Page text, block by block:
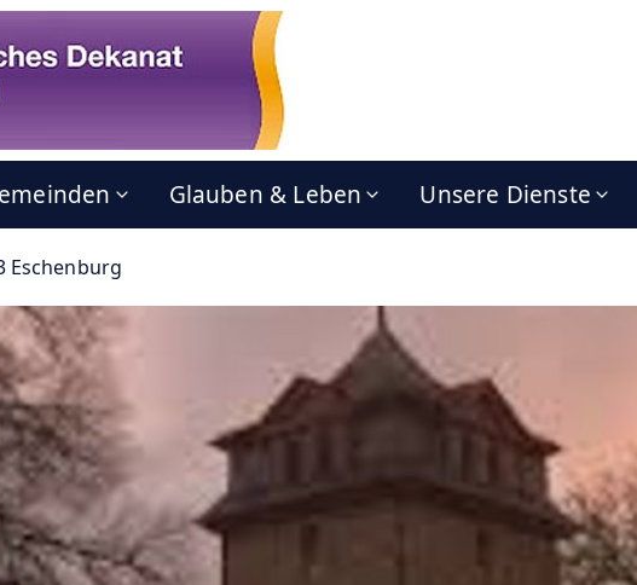
Glauben & Leben Unsere Dienste
Eschenburg